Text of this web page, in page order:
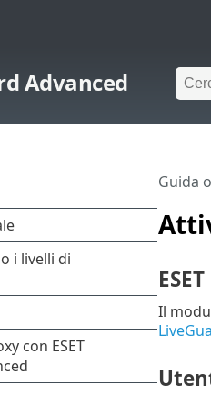
Advanced
Guida
Il